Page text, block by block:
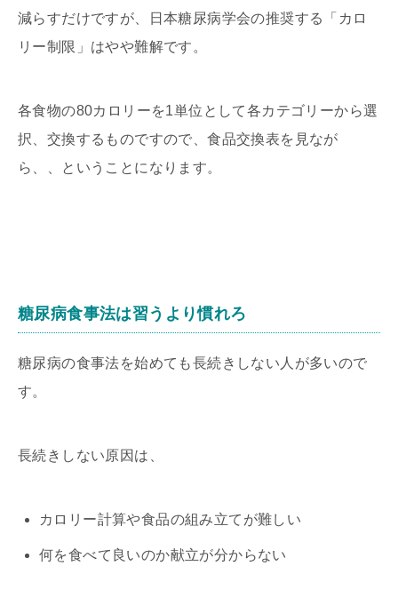
減らすだけですが、日本糖尿病学会の推奨する「カロ
リー制限」はやや難解です。
各食物の80カロリーを1単位として各カテゴリーから選
択、交換するものですので、食品交換表を見なが
ら、、ということになります。
糖尿病食事法は習うより慣れろ
糖尿病の食事法を始めても長続きしない人が多いので
す。
長続きしない原因は、
カロリー計算や食品の組み立てが難しい
何を食べて良いのか献立が分からない